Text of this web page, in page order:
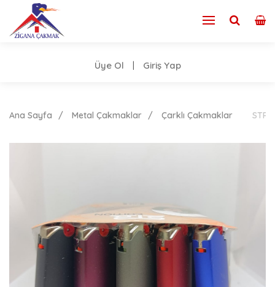
Üye Ol Giriş Yap
Ana Sayfa Metal Çakmaklar Çarklı Çakmaklar STR